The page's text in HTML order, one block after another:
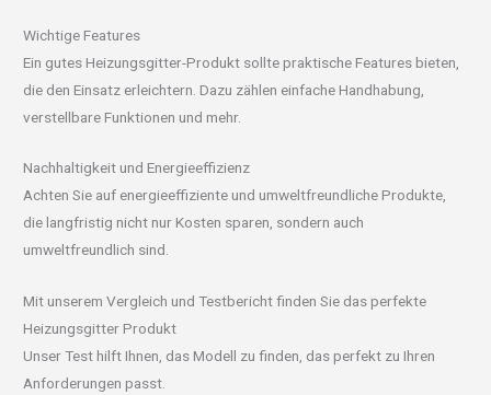
Wichtige Features
Ein gutes Heizungsgitter-Produkt sollte praktische Features bieten,
die den Einsatz erleichtern. Dazu zählen einfache Handhabung,
verstellbare Funktionen und mehr.
Nachhaltigkeit und Energieeffizienz
Achten Sie auf energieeffiziente und umweltfreundliche Produkte,
die langfristig nicht nur Kosten sparen, sondern auch
umweltfreundlich sind.
Mit unserem Vergleich und Testbericht finden Sie das perfekte
Heizungsgitter Produkt
Unser Test hilft Ihnen, das Modell zu finden, das perfekt zu Ihren
Anforderungen passt.